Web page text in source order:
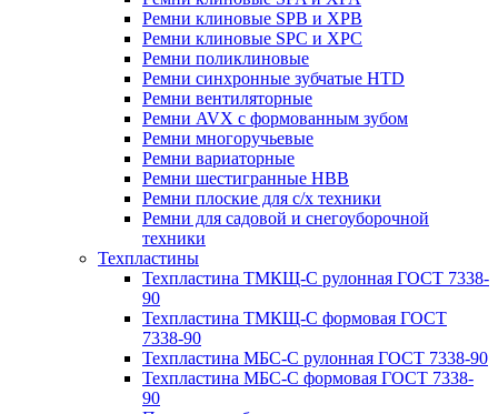
Ремни клиновые SPB и XPB
Ремни клиновые SPC и XPC
Ремни поликлиновые
Ремни синхронные зубчатые HTD
Ремни вентиляторные
Ремни AVX с формованным зубом
Ремни многоручьевые
Ремни вариаторные
Ремни шестигранные HBB
Ремни плоские для с/х техники
Ремни для садовой и снегоуборочной
техники
Техпластины
Техпластина ТМКЩ-С рулонная ГОСТ 7338-
90
Техпластина ТМКЩ-С формовая ГОСТ
7338-90
Техпластина МБС-С рулонная ГОСТ 7338-90
Техпластина МБС-С формовая ГОСТ 7338-
90